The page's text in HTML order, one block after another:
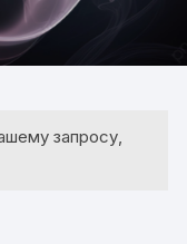
запросу,